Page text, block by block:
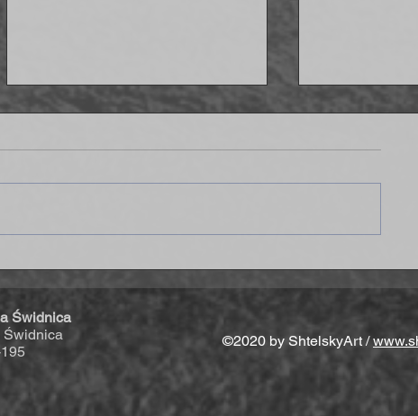
Strzelamy osiem goli Delcie - IV
liga coraz bliżej!
Wygrana po
końcówce
©2020 by ShtelskyArt /
Świdnica
Świdnica